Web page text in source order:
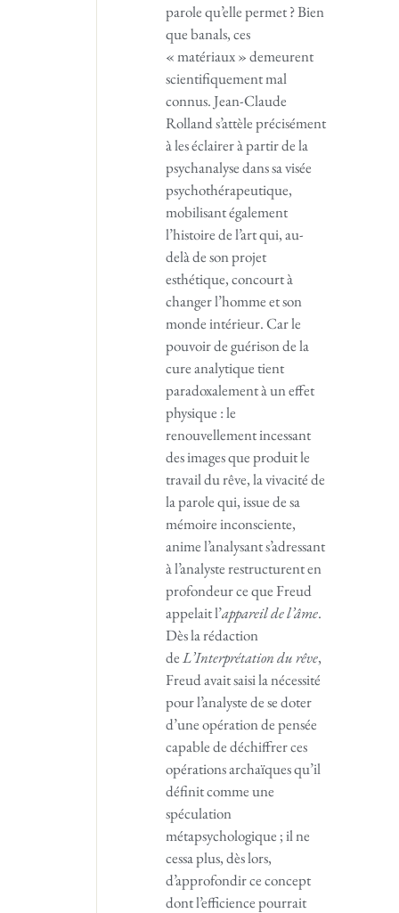
parole qu’elle permet ? Bien
que banals, ces
« matériaux » demeurent
scientifiquement mal
connus. Jean-Claude
Rolland s’attèle précisément
à les éclairer à partir de la
psychanalyse dans sa visée
psychothérapeutique,
mobilisant également
l’histoire de l’art qui, au-
delà de son projet
esthétique, concourt à
changer l’homme et son
monde intérieur. Car le
pouvoir de guérison de la
cure analytique tient
paradoxalement à un effet
physique : le
renouvellement incessant
des images que produit le
travail du rêve, la vivacité de
la parole qui, issue de sa
mémoire inconsciente,
anime l’analysant s’adressant
à l’analyste restructurent en
profondeur ce que Freud
appelait l’appareil de l’âme.
Dès la rédaction
deL’Interprétation du rêve,
Freud avait saisi la nécessité
pour l’analyste de se doter
d’une opération de pensée
capable de déchiffrer ces
opérations archaïques qu’il
définit comme une
spéculation
métapsychologique ; il ne
cessa plus, dès lors,
d’approfondir ce concept
dont l’efficience pourrait